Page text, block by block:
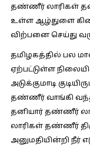
தண்ணீர் லாரிகள்
உள்ள ஆழ்துளை
விற்பனை செய்து
தமிழகத்தில் பல
ஏற்பட்டுள்ள
அடுக்குமாடி
தண்ணீர் வாங்கி
தனியார் தண்ணீர்
லாரிகள் தண்ணீர்
அனுமதியின்றி நீர்